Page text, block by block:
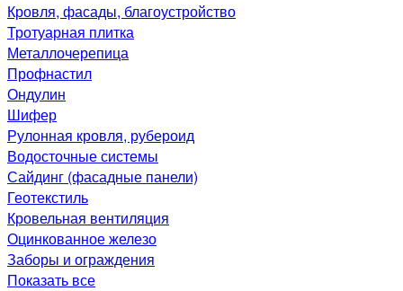
Кровля, фасады, благоустройство
Тротуарная плитка
Металлочерепица
Профнастил
Ондулин
Шифер
Рулонная кровля, рубероид
Водосточные системы
Сайдинг (фасадные панели)
Геотекстиль
Кровельная вентиляция
Оцинкованное железо
Заборы и ограждения
Показать все